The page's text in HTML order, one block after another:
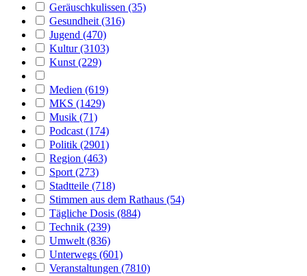
Geräuschkulissen (35)
Gesundheit (316)
Jugend (470)
Kultur (3103)
Kunst (229)
Medien (619)
MKS (1429)
Musik (71)
Podcast (174)
Politik (2901)
Region (463)
Sport (273)
Stadtteile (718)
Stimmen aus dem Rathaus (54)
Tägliche Dosis (884)
Technik (239)
Umwelt (836)
Unterwegs (601)
Veranstaltungen (7810)